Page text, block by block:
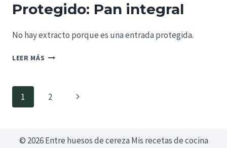
Protegido: Pan integral
No hay extracto porque es una entrada protegida.
LEER MÁS PROTEGIDO:
Navegación
página
1 2
Siguiente
© 2026 Entre huesos de cereza Mis recetas de cocina